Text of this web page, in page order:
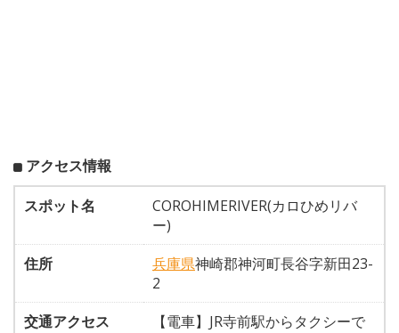
アクセス情報
スポット名
COROHIMERIVER(カロひめリバ
ー)
住所
兵庫県神崎郡神河町長谷字新田23-
2
交通アクセス
【電車】JR寺前駅からタクシーで